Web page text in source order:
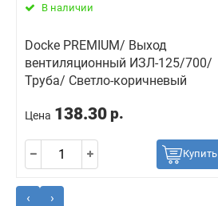
В наличии
Docke PREMIUM/ Выход
вентиляционный ИЗЛ-125/700/
Труба/ Светло-коричневый
Цена 138.30 р.
Купить
‹ ›